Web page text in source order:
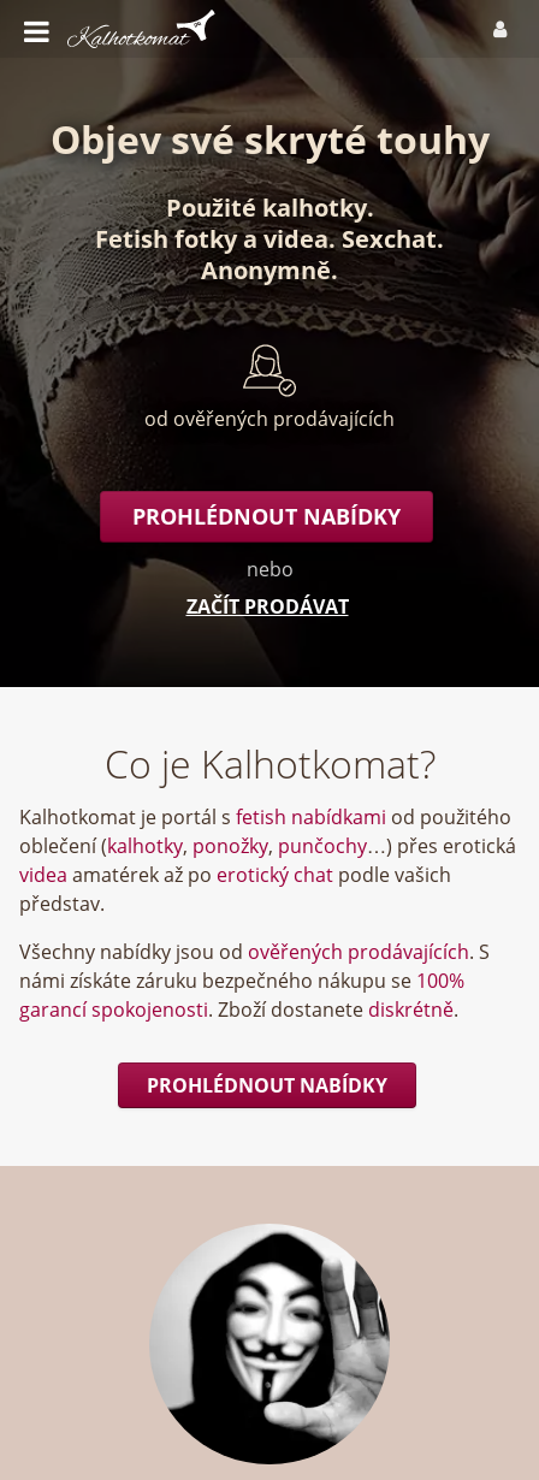
Objev své skryté touhy
Použité kalhotky.
Fetish fotkyavidea.Sexchat.
Anonymně.
od ověřených prodávajících
PROHLÉDNOUT NABÍDKY
nebo
ZAČÍT PRODÁVAT
Co je Kalhotkomat?
Kalhotkomat je portál s fetish nabídkami od použitého
oblečení (kalhotky, ponožky, punčochy…) přes erotická
videa amatérek až po erotický chat podle vašich
představ.
Všechny nabídky jsou od ověřených prodávajících. S
námi získáte záruku bezpečného nákupu se 100%
garancí spokojenosti. Zboží dostanete diskrétně.
PROHLÉDNOUT NABÍDKY